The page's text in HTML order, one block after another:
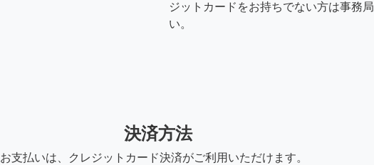
ジットカードをお持ちでない方は事務
い。
決済方法
お支払いは、クレジットカード決済がご利用いただけます。